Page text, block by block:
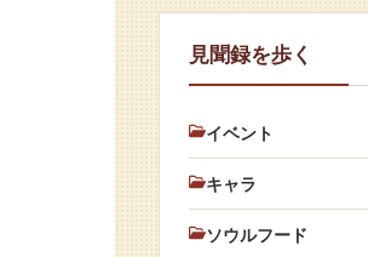
見聞録を歩く
イベント
キャラ
ソウルフード